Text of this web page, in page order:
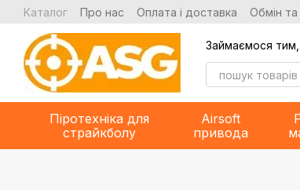
Перейти до основного контенту
Каталог Про нас Оплата і доставка Обмін
Займаємося
Піротехніка для
страйкболу
Airsoft
привода